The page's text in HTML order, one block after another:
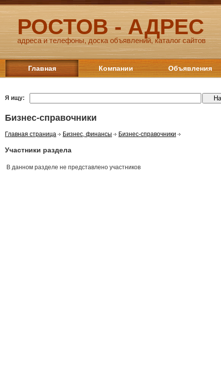
РОСТОВ - АДРЕС
адреса и телефоны, доска объявлений, каталог сайтов
Главная Компании Объявления
Я ищу:
Бизнес-справочники
Главная страница Бизнес, финансы Бизнес-справочники
Участники раздела
В данном разделе не представлено участников